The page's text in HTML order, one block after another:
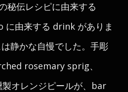
伝レシピに由来する
由来する drink がありま
静かな自慢でした。手彫
rosemary sprig、
オレンジピールが、bar